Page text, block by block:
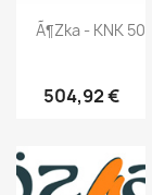
Ã¶zka - KNK 50
504,92 €